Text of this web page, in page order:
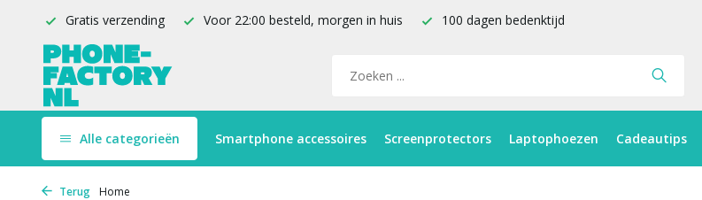
Gratis verzending Voor 22:00 besteld, morgen in huis 100 dagen bedenktijd
Alle categorieën Smartphone accessoires Screenprotectors Laptophoezen Cadeautips
Terug Home